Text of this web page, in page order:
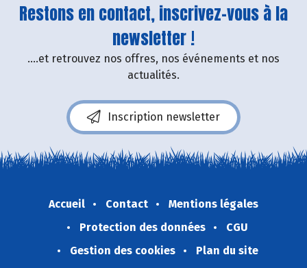
Restons en contact, inscrivez-vous à la
newsletter !
....et retrouvez nos offres, nos événements et nos
actualités.
Inscription newsletter
Accueil Contact
Mentions légales
Protection des données
CGU
Gestion des cookies
Plan du site